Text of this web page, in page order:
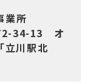
業所
2-34-13 オ
立川駅北